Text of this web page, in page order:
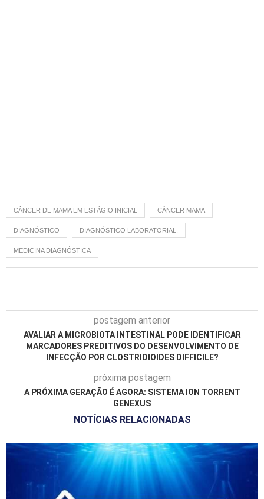
CÂNCER DE MAMA EM ESTÁGIO INICIAL CÂNCER MAMA
DIAGNÓSTICO DIAGNÓSTICO LABORATORIAL.
MEDICINA DIAGNÓSTICA
postagem anterior
AVALIAR A MICROBIOTA INTESTINAL PODE IDENTIFICAR
MARCADORES PREDITIVOS DO DESENVOLVIMENTO DE
INFECÇÃO POR CLOSTRIDIOIDES DIFFICILE?
próxima postagem
A PRÓXIMA GERAÇÃO É AGORA: SISTEMA ION TORRENT
GENEXUS
NOTÍCIAS RELACIONADAS